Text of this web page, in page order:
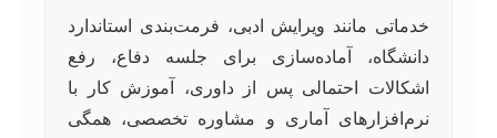
خدماتی مانند ویرایش ادبی، فرمت‌بندی استاندارد
دانشگاه، آماده‌سازی برای جلسه دفاع، رفع
اشکالات احتمالی پس از داوری، آموزش کار با
نرم‌افزارهای آماری و مشاوره تخصصی، همگی